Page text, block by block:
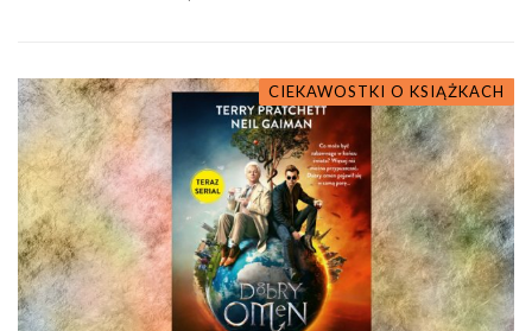
CIEKAWOSTKI O KSIĄŻKACH